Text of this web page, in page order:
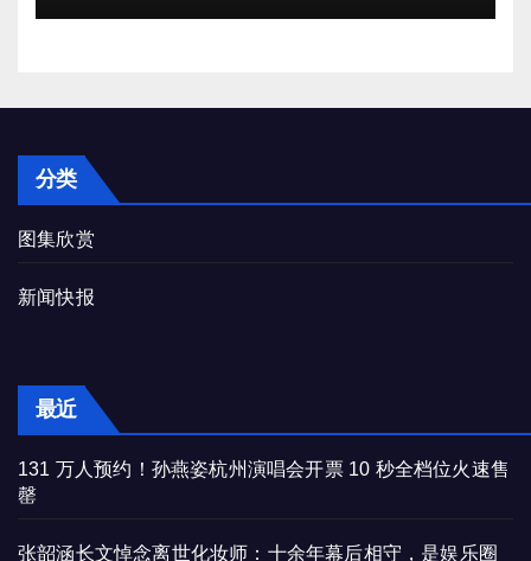
分类
图集欣赏
新闻快报
最近
131 万人预约！孙燕姿杭州演唱会开票 10 秒全档位火速售
罄
张韶涵长文悼念离世化妆师：十余年幕后相守，是娱乐圈